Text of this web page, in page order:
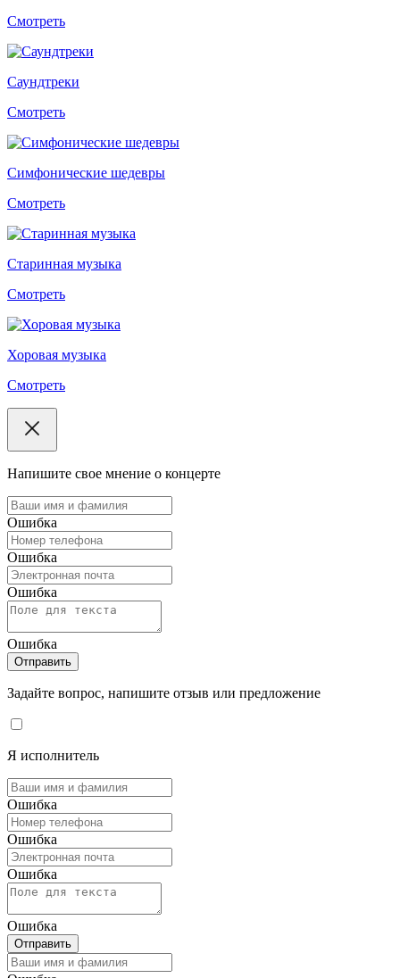
Смотреть
Саундтреки
Смотреть
Симфонические шедевры
Смотреть
Старинная музыка
Смотреть
Хоровая музыка
Смотреть
Напишите свое мнение о концерте
Ошибка
Ошибка
Ошибка
Ошибка
Отправить
Задайте вопрос, напишите отзыв или предложение
Я исполнитель
Ошибка
Ошибка
Ошибка
Ошибка
Отправить